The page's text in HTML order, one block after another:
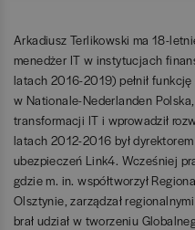
Arkadiusz Terlikowski ma 18-
menedżer IT w instytucjach
latach 2016-2019) pełnił
w Nationale-Nederlanden
transformacji IT i wprowadził
latach 2012-2016 był
ubezpieczeń Link4. Wcześniej
gdzie m. in. współtworzył
Olsztynie, zarządzał
brał udział w tworzeniu